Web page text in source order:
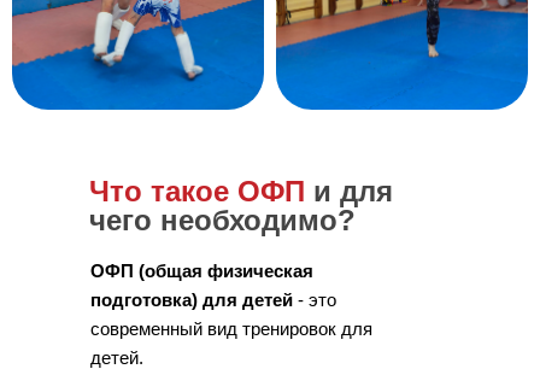
Что такое ОФП и для
чего необходимо?
ОФП (общая физическая
подготовка) для детей - это
современный вид тренировок для
детей.